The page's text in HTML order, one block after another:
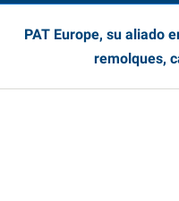
PAT Europe, su aliado
remolques,